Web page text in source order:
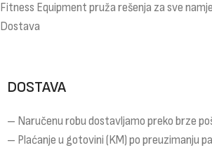
Fitness Equipment pruža rešenja za sve
Dostava
DOSTAVA
– Naručenu robu dostavljamo preko brze
– Plaćanje u gotovini (KM) po preuzimanju